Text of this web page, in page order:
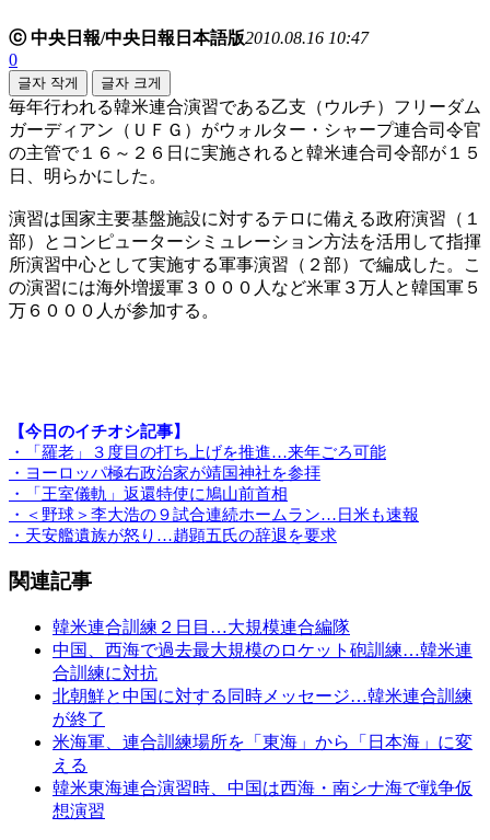
ⓒ 中央日報/中央日報日本語版2010.08.16 10:47
0
글자 작게 글자 크게
毎年行われる韓米連合演習である乙支（ウルチ）フリーダム
ガーディアン（ＵＦＧ）がウォルター・シャープ連合司令官
の主管で１６～２６日に実施されると韓米連合司令部が１５
日、明らかにした。
演習は国家主要基盤施設に対するテロに備える政府演習（１
部）とコンピューターシミュレーション方法を活用して指揮
所演習中心として実施する軍事演習（２部）で編成した。こ
の演習には海外増援軍３０００人など米軍３万人と韓国軍５
万６０００人が参加する。
【今日のイチオシ記事】
・「羅老」３度目の打ち上げを推進…来年ごろ可能
・ヨーロッパ極右政治家が靖国神社を参拝
・「王室儀軌」返還特使に鳩山前首相
・＜野球＞李大浩の９試合連続ホームラン…日米も速報
・天安艦遺族が怒り…趙顕五氏の辞退を要求
関連記事
韓米連合訓練２日目…大規模連合編隊
中国、西海で過去最大規模のロケット砲訓練…韓米連
合訓練に対抗
北朝鮮と中国に対する同時メッセージ…韓米連合訓練
が終了
米海軍、連合訓練場所を「東海」から「日本海」に変
える
韓米東海連合演習時、中国は西海・南シナ海で戦争仮
想演習